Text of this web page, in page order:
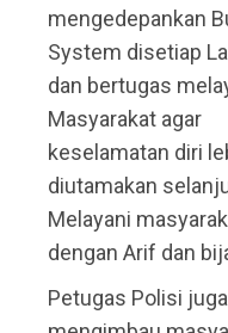
mengedepankan
System disetiap
dan bertugas
Masyarakat agar
keselamatan diri
diutamakan
Melayani
dengan Arif dan
Petugas Polisi juga